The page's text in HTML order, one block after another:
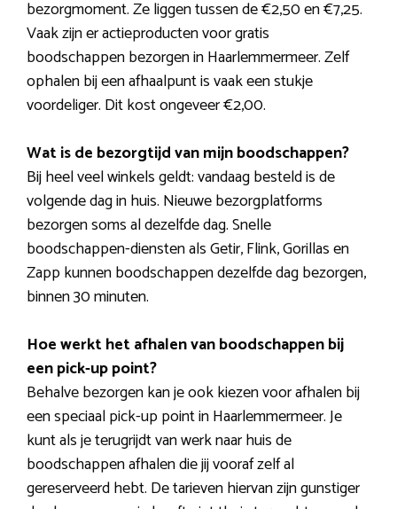
bezorgmoment. Ze liggen tussen de €2,50 en €7,25.
Vaak zijn er actieproducten voor gratis
boodschappen bezorgen in Haarlemmermeer. Zelf
ophalen bij een afhaalpunt is vaak een stukje
voordeliger. Dit kost ongeveer €2,00.
Wat is de bezorgtijd van mijn boodschappen?
Bij heel veel winkels geldt: vandaag besteld is de
volgende dag in huis. Nieuwe bezorgplatforms
bezorgen soms al dezelfde dag. Snelle
boodschappen-diensten als Getir, Flink, Gorillas en
Zapp kunnen boodschappen dezelfde dag bezorgen,
binnen 30 minuten.
Hoe werkt het afhalen van boodschappen bij
een pick-up point?
Behalve bezorgen kan je ook kiezen voor afhalen bij
een speciaal pick-up point in Haarlemmermeer. Je
kunt als je terugrijdt van werk naar huis de
boodschappen afhalen die jij vooraf zelf al
gereserveerd hebt. De tarieven hiervan zijn gunstiger